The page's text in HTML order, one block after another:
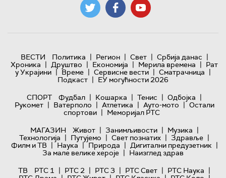
ВЕСТИ Политика | Регион | Свет | Србија данас |
Хроника | Друштво | Економија | Мерила времена | Рат
у Украјини | Време | Сервисне вести | Сматрачница |
Подкаст | ЕУ могућности 2026
СПОРТ
Фудбал | Кошарка | Тенис | Одбојка |
Рукомет | Ватерполо | Атлетика | Ауто-мото | Остали
спортови | Меморијал РТС
МАГАЗИН
Живот | Занимљивости | Музика |
Технологијa | Путујемо | Свет познатих | Здравље |
Филм и ТВ | Наука | Природа | Дигитални предузетник |
За мале велике хероје | Наизглед здрав
ТВ
РТС 1 | РТС 2 | РТС 3 | РТС Свет | РТС Наука |